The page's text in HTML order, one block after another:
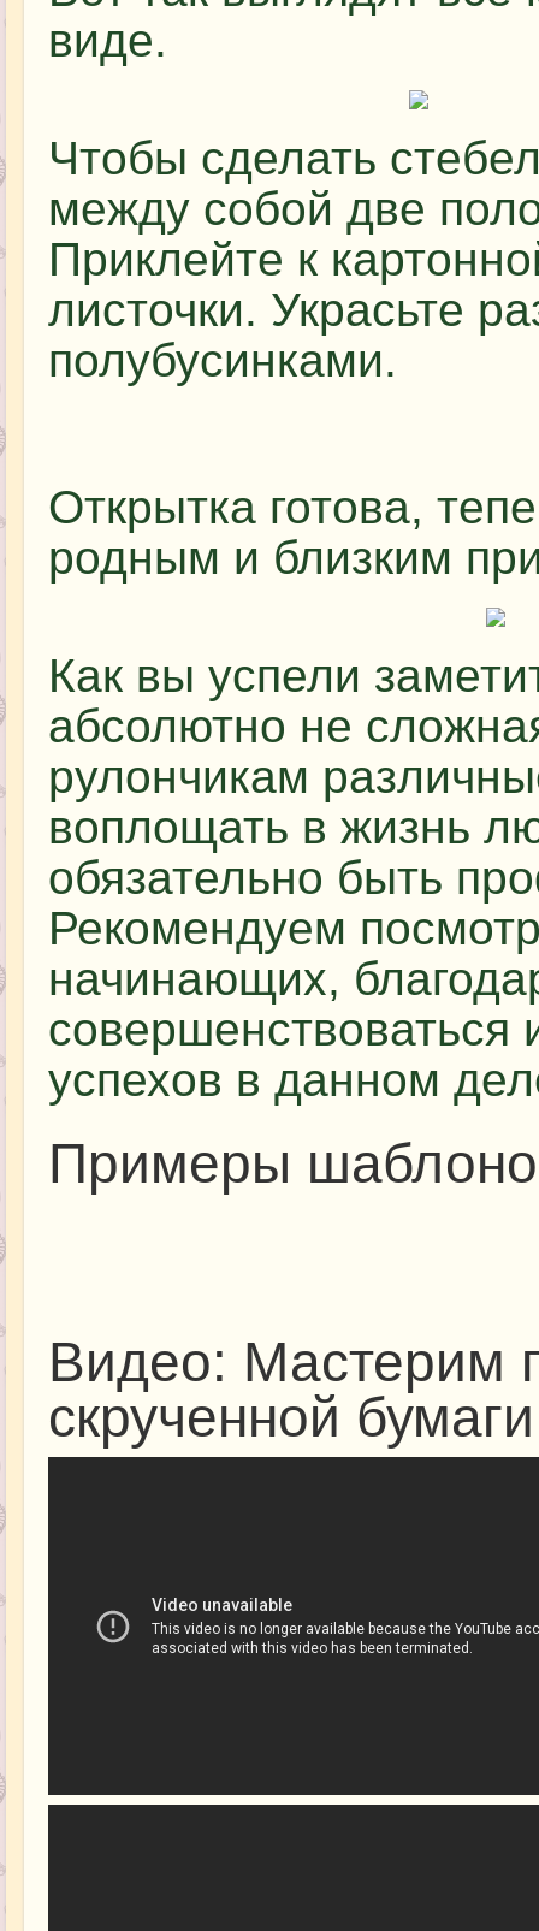
виде.
Чтобы сделать
между собой две
Приклейте к
листочки. Украсьте
полубусинками.
Открытка готова,
родным и близким
Как вы успели
абсолютно не
рулончикам
воплощать в жизнь
обязательно быть
Рекомендуем
начинающих,
совершенствоваться
успехов в данном
Примеры
Видео: Мастерим
скрученной бумаги